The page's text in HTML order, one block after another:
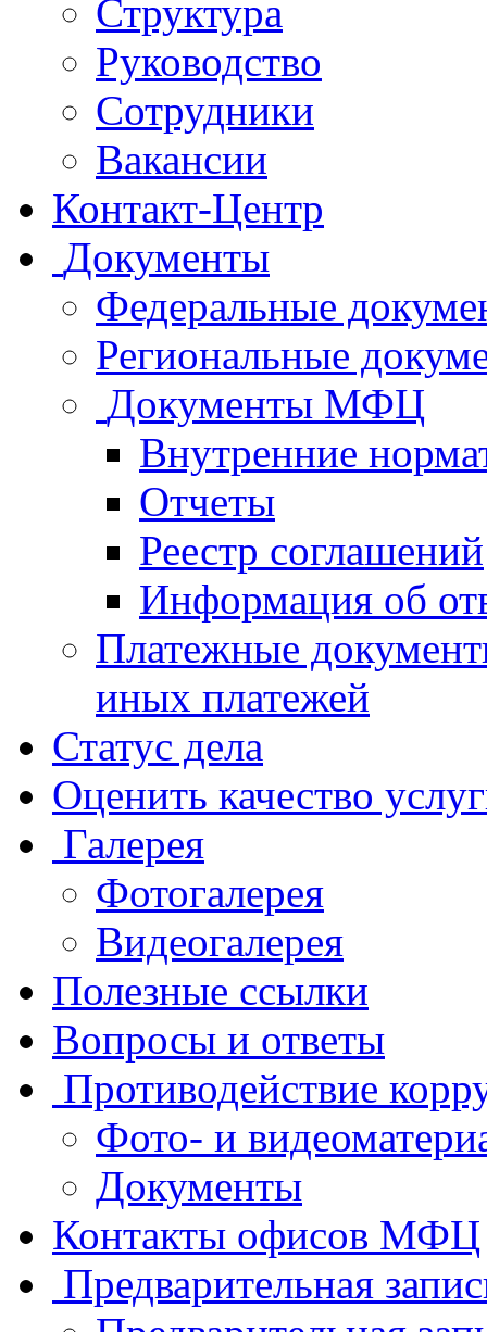
Структура
Руководство
Сотрудники
Вакансии
Контакт-Центр
Документы
Федеральные
Региональные
Документы МФЦ
Внутренние
Отчеты
Реестр соглашений
Информация об
Платежные
иных платежей
Статус дела
Оценить качество
Галерея
Фотогалерея
Видеогалерея
Полезные ссылки
Вопросы и ответы
Противодействие
Фото- и
Документы
Контакты офисов МФЦ
Предварительная